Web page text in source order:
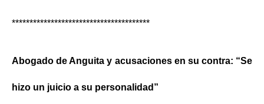
***************************************
Abogado de Anguita y acusaciones en su contra: “Se
hizo un juicio a su personalidad”